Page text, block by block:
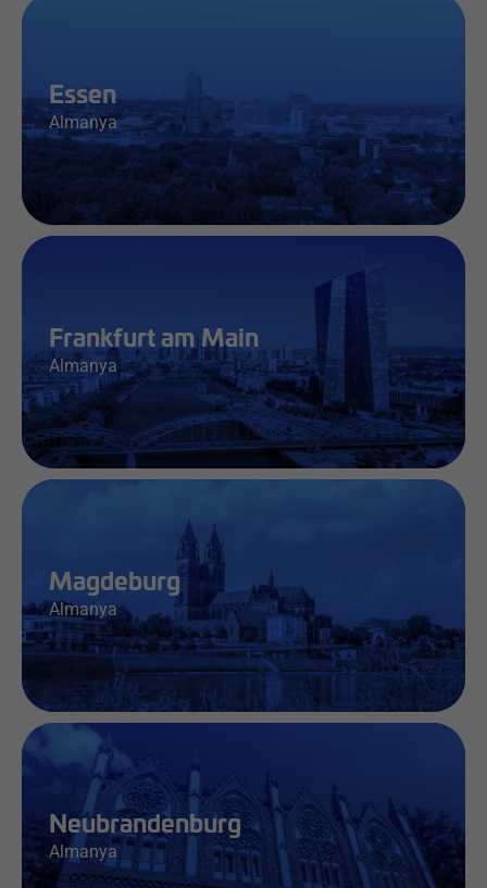
Essen
Almanya
Frankfurt am Main
Almanya
Magdeburg
Almanya
İş & Bilgi
Neubrandenburg
Almanya